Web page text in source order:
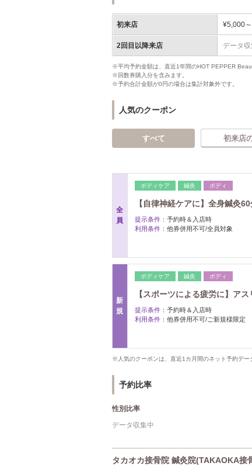
初来店 ¥5,000
2回目以降来店 データ
※平均予約金額は、直近1年間のHOT PEPPER
※回数券購入分を含みます。
※予約合計金額が0円の場合は集計対象外です。
人気のクーポン
すべて 初来店
全
員
ボディケア 鍼灸 ボディ
【自律神経ケアに】全身鍼灸
提示条件： 予約時＆入店時
利用条件： 他券併用不可/全員対象
新
規
ボディケア 鍼灸 ボディ
【スポーツによる疲労に】ア
提示条件： 予約時＆入店時
利用条件： 他券併用不可/ご新規様限定
※人気のクーポンは、直近1カ月間のネット予約デー
予約比率
性別比率
データ収集中
タカオカ接骨院 鍼灸院(TAKAOKA接